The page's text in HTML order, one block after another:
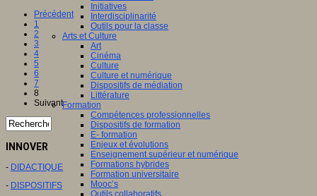
Initiatives
Interdisciplinarité
Outils pour la classe
Arts et Culture
Art
Cinéma
Culture
Culture et numérique
Dispositifs de médiation
Littérature
Formation
Compétences professionnelles
Dispositifs de formation
E- formation
Enjeux et évolutions
Enseignement supérieur et numérique
Formations hybrides
Formation universitaire
Mooc’s
Outils collaboratifs
Précédent
1
2
3
4
5
6
7
8
Suivant
INNOVER
- DIDACTIQUE
- DISPOSITIFS